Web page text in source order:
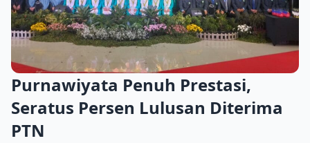
Purnawiyata Penuh Prestasi,
Seratus Persen Lulusan Diterima
PTN